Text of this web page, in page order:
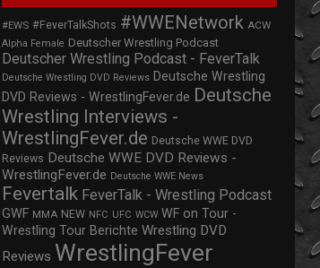
#EWS #FeverTalkShots #WWENetwork ACW
Alpha Female Deutscher Wrestling Podcast
Deutscher Wrestling Podcast - FeverTalk
Deutsche Wrestling DVD Reviews Deutsche Wrestling
DVD Reviews - WrestlingFever.de Deutsche
Wrestling Interviews -
WrestlingFever.de Deutsche WWE DVD
Reviews Deutsche WWE DVD Reviews -
WrestlingFever.de Deutsche WWE News
Fevertalk FeverTalk - Wrestling Podcast
GWF MMA NEW NFC UFC WCW WF on Tour -
Wrestling Tour Berichte Wrestling DVD
Reviews WrestlingFever